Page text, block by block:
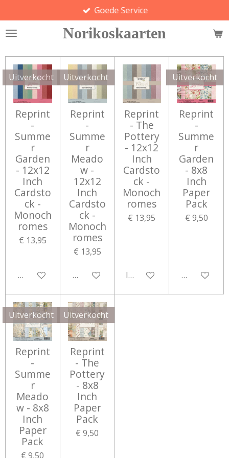
direct
naar
hoofdinhoud
Norikoskaarten
Goede Service
Uitverkocht
Reprint
-
Summe
r
Garden
- 12x12
Inch
Cardsto
ck -
Monoch
romes
€ 13,95
Houd mij op de hoogte
Uitverkocht
Reprint
-
Summe
r
Meado
w -
12x12
Inch
Cardsto
ck -
Monoch
romes
€ 13,95
Houd mij op de hoogte
Reprint
- The
Pottery
- 12x12
Inch
Cardsto
ck -
Monoch
romes
€ 13,95
In winkelwagen
Uitverkocht
Reprint
-
Summe
r
Garden
- 8x8
Inch
Paper
Pack
€ 9,50
Houd mij
Uitverkocht
Reprint
-
Summe
r
Meado
w - 8x8
Inch
Paper
Pack
€ 9,50
Uitverkocht
Reprint
- The
Pottery
- 8x8
Inch
Paper
Pack
€ 9,50